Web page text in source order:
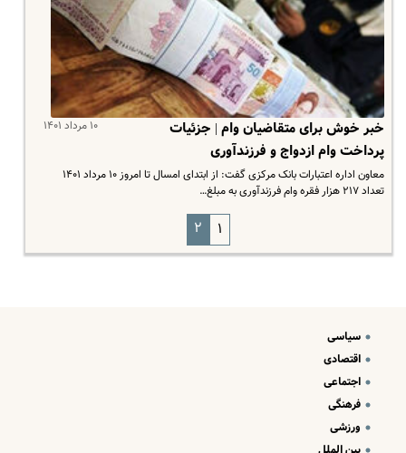
۱۰ مرداد ۱۴۰۱
خبر خوش برای متقاضیان وام | جزئیات
پرداخت وام ازدواج و فرزندآوری
معاون اداره اعتبارات بانک مرکزی گفت: از ابتدای امسال تا امروز ۱۰ مرداد ۱۴۰۱
تعداد ۲۱۷ هزار فقره وام فرزندآوری به مبلغ…
۱ ۲
سیاسی
اقتصادی
اجتماعی
فرهنگی
ورزشی